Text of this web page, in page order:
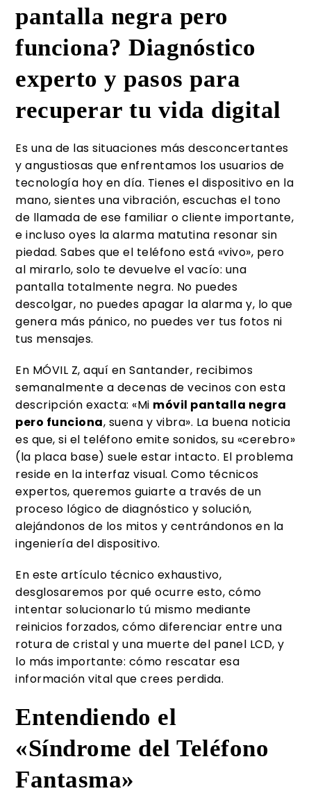
pantalla negra pero
funciona? Diagnóstico
experto y pasos para
recuperar tu vida digital
Es una de las situaciones más desconcertantes
y angustiosas que enfrentamos los usuarios de
tecnología hoy en día. Tienes el dispositivo en la
mano, sientes una vibración, escuchas el tono
de llamada de ese familiar o cliente importante,
e incluso oyes la alarma matutina resonar sin
piedad. Sabes que el teléfono está «vivo», pero
al mirarlo, solo te devuelve el vacío: una
pantalla totalmente negra. No puedes
descolgar, no puedes apagar la alarma y, lo que
genera más pánico, no puedes ver tus fotos ni
tus mensajes.
En MÓVIL Z, aquí en Santander, recibimos
semanalmente a decenas de vecinos con esta
descripción exacta: «Mi móvil pantalla negra
pero funciona, suena y vibra». La buena noticia
es que, si el teléfono emite sonidos, su «cerebro»
(la placa base) suele estar intacto. El problema
reside en la interfaz visual. Como técnicos
expertos, queremos guiarte a través de un
proceso lógico de diagnóstico y solución,
alejándonos de los mitos y centrándonos en la
ingeniería del dispositivo.
En este artículo técnico exhaustivo,
desglosaremos por qué ocurre esto, cómo
intentar solucionarlo tú mismo mediante
reinicios forzados, cómo diferenciar entre una
rotura de cristal y una muerte del panel LCD, y
lo más importante: cómo rescatar esa
información vital que crees perdida.
Entendiendo el
«Síndrome del Teléfono
Fantasma»